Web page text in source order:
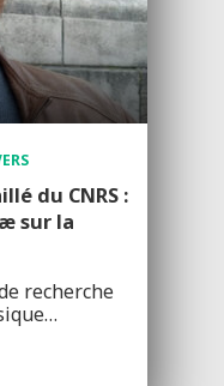
du CNRS :
sur la
recherche